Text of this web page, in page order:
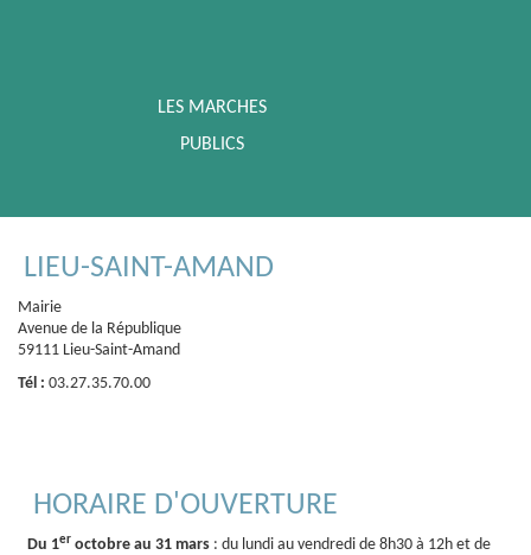
LES MARCHES
PUBLICS
LIEU-SAINT-AMAND
Mairie
Avenue de la République
59111 Lieu-Saint-Amand
Tél : 03.27.35.70.00
HORAIRE D'OUVERTURE
Du 1er octobre au 31 mars : du lundi au vendredi de 8h30 à 12h et de